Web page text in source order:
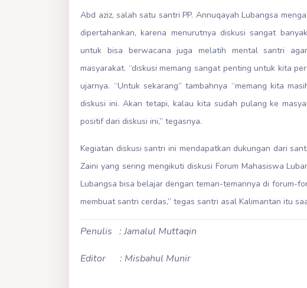
Abd aziz, salah satu santri PP. Annuqayah Lubangsa
dipertahankan, karena menurutnya diskusi sangat
untuk bisa berwacana juga melatih mental santri
masyarakat. “diskusi memang sangat penting untuk kita
ujarnya. “Untuk sekarang” tambahnya “memang kita
diskusi ini. Akan tetapi, kalau kita sudah pulang ke
positif dari diskusi ini,” tegasnya.
Kegiatan diskusi santri ini mendapatkan dukungan dari
Zaini yang sering mengikuti diskusi Forum Mahasiswa
Lubangsa bisa belajar dengan teman-temannya di forum-
membuat santri cerdas,” tegas santri asal Kalimantan itu
Penulis : Jamalul Muttaqin
Editor : Misbahul Munir